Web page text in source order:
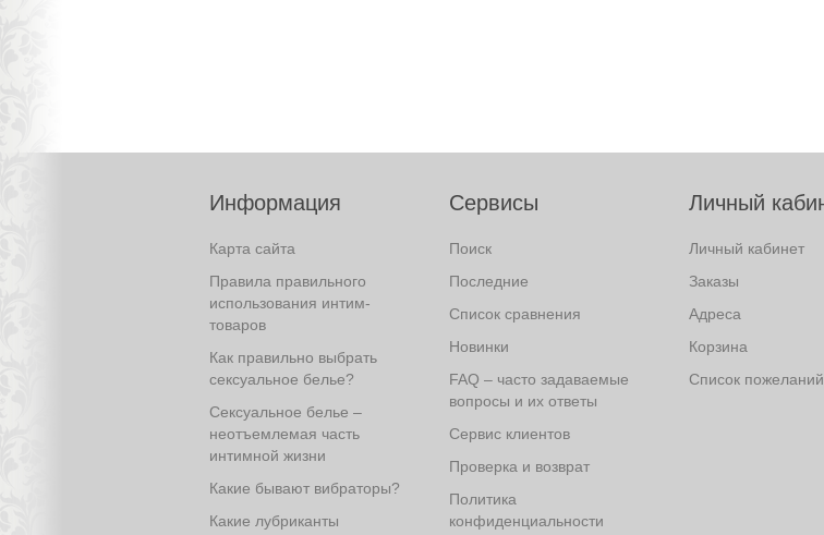
Информация
Карта сайта
Правила правильного
использования интим-
товаров
Как правильно выбрать
сексуальное белье?
Сексуальное белье –
неотъемлемая часть
интимной жизни
Какие бывают вибраторы?
Какие лубриканты
Сервисы
Поиск
Последние
Список сравнения
Новинки
FAQ – часто задаваемые
вопросы и их ответы
Сервис клиентов
Проверка и возврат
Политика
конфиденциальности
Личный
Личный кабинет
Заказы
Адреса
Корзина
Список пожеланий